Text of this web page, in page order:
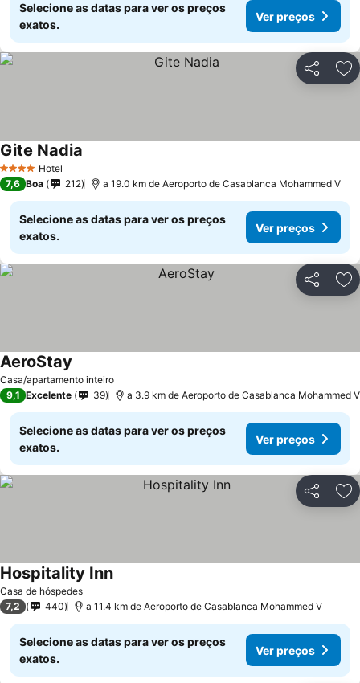
Selecione as datas para ver os preços
exatos.
Ver preços
Partilhar
4 EstrelasHotel
Gite Nadia
7,6 Boa 212 a 19.0 km de Aeroporto de Casablanca Mohammed V
Selecione as datas para ver os preços
exatos.
Ver preços
Partilhar
Casa/apartamento inteiro
AeroStay
9,1 Excelente 39 a 3.9 km de Aeroporto de Casablanca Mohammed V
Selecione as datas para ver os preços
exatos.
Ver preços
Partilhar
Casa de hóspedes
Hospitality InnVer preços
7,2 440 a 11.4 km de Aeroporto de Casablanca Mohammed V
Selecione as datas para ver os preços
exatos.
Ver preços